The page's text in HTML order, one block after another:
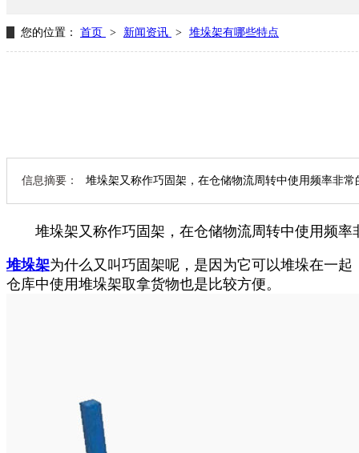
您的位置： 首页 > 新闻资讯 > 堆垛架有哪些特点
信息摘要： 堆垛架又称作巧固架，在仓储物流周转中使用频率非常
堆垛架又称作巧固架，在仓储物流周转中使用频率非常
堆垛架为什么又叫巧固架呢，是因为它可以堆垛在一起
仓库中使用堆垛架取拿货物也是比较方便。